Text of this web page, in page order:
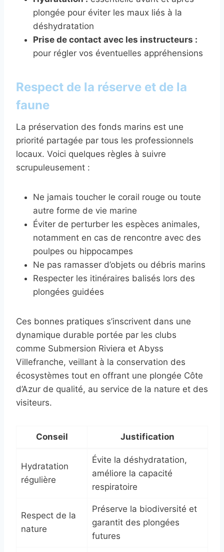
plongée pour éviter les maux liés à la
déshydratation
Prise de contact avec les instructeurs :
pour régler vos éventuelles appréhensions
Respect de la réserve et de la
faune
La préservation des fonds marins est une
priorité partagée par tous les professionnels
locaux. Voici quelques règles à suivre
scrupuleusement :
Ne jamais toucher le corail rouge ou toute
autre forme de vie marine
Éviter de perturber les espèces animales,
notamment en cas de rencontre avec des
poulpes ou hippocampes
Ne pas ramasser d’objets ou débris marins
Respecter les itinéraires balisés lors des
plongées guidées
Ces bonnes pratiques s’inscrivent dans une
dynamique durable portée par les clubs
comme Submersion Riviera et Abyss
Villefranche, veillant à la conservation des
écosystèmes tout en offrant une plongée Côte
d’Azur de qualité, au service de la nature et des
visiteurs.
Conseil Justification
Hydratation
régulière
Évite la déshydratation,
améliore la capacité
respiratoire
Respect de la
nature
Préserve la biodiversité et
garantit des plongées
futures